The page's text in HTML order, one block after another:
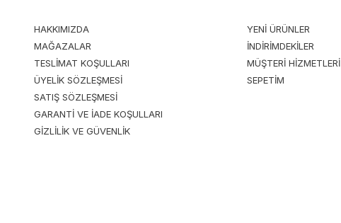
HAKKIMIZDA
MAĞAZALAR
TESLİMAT KOŞULLARI
ÜYELİK SÖZLEŞMESİ
SATIŞ SÖZLEŞMESİ
GARANTİ VE İADE KOŞULLARI
GİZLİLİK VE GÜVENLİK
YENİ ÜRÜNLER
İNDİRİMDEKİLER
MÜŞTERİ HİZMETLERİ
SEPETİM